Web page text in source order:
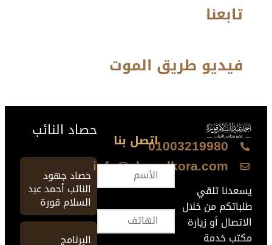
تابعنا
فيديو طريق الموت
01003219980
info@ahmedkora.com
يسعدنا تلقي
طلباتكم من خلال
الاتصال أو زيارة
مكتب خدمة
اتصل بنا حصاد النائب
حصاد جهود
النائب أحمد عبد
السلام قورة
البرنامج